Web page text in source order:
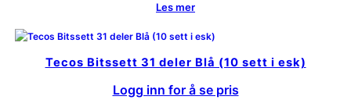
Les mer
Tecos Bitssett 31 deler Blå (10 sett i esk)
Logg inn for å se pris